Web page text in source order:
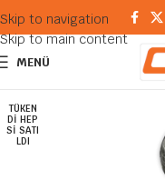
Skip to navigation
Skip to main content
MENÜ
TÜKEN
DI HEP
SI SATI
LDI